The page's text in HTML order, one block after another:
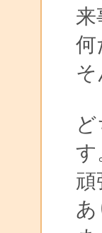
来
何
す
頑
あ